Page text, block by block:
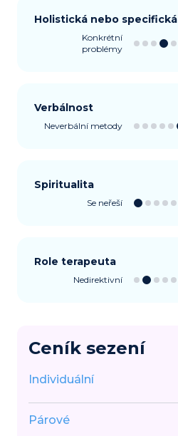
Holistická nebo specifická
Konkrétní
problémy
Verbálnost
Neverbální metody
Spiritualita
Se neřeší
Role terapeuta
Nedirektivní
Ceník sezení
Individuální
Párové